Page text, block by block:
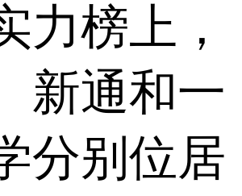
力榜上，
新通和一
分别位居